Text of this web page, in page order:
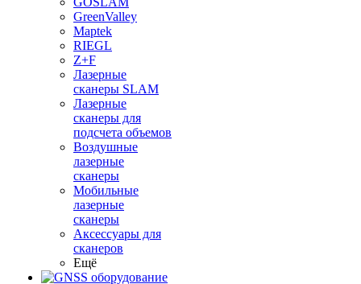
GreenValley
Maptek
RIEGL
Z+F
Лазерные
сканеры SLAM
Лазерные
сканеры для
подсчета объемов
Воздушные
лазерные
сканеры
Мобильные
лазерные
сканеры
Аксессуары для
сканеров
Ещё